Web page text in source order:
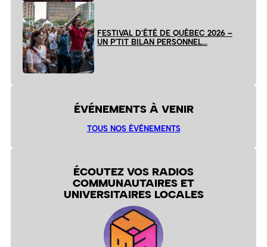
FESTIVAL D’ÉTÉ DE QUÉBEC 2026 –
UN P’TIT BILAN PERSONNEL…
ÉVÉNEMENTS À VENIR
TOUS NOS ÉVÉNEMENTS
ÉCOUTEZ VOS RADIOS
COMMUNAUTAIRES ET
UNIVERSITAIRES LOCALES